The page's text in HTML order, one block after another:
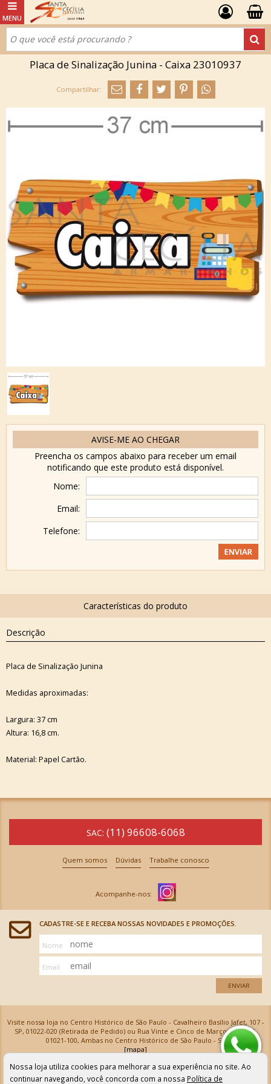
Placa de Sinalização Junina - Caixa 23010937
AVISE-ME AO CHEGAR
Preencha os campos abaixo para receber um email
notificando que este produto está disponível.
Nome:
Email:
Telefone:
Descrição
Placa de Sinalização Junina
Medidas aproximadas:
Largura: 37 cm
Altura: 16,8 cm.
Material: Papel Cartão.
SAC: (11) 96608-6068
Quem somos Dúvidas Trabalhe conosco
CADASTRE-SE E RECEBA NOSSAS NOVIDADES E PROMOÇÕES.
Nome
Email
ENVIAR
Visite nossa loja no Centro Histórico de São Paulo - Cavalheiro Basílio Jafet, 107 -
SP, 01022-020 (Retirada de Pedido) ou Rua Vinte e Cinco de Março, 576 - SP,
01021-100, Ambas no Centro Histórico de São Paulo - SP
[mapa]
Armarinhos Santa Cecília Ltda | CNPJ: 61.069.639/0001-18
Os preços e as condições de pagamento apresentadas na loja virtual não valem para nossa loja física e
podem sofrer alterações sem aviso prévio. Vendas com cartão de crédito sujeitas a análise e
Nossa loja utiliza cookies para melhorar a sua experiência no site. Ao
continuar navegando, você concorda com a nossa Política de